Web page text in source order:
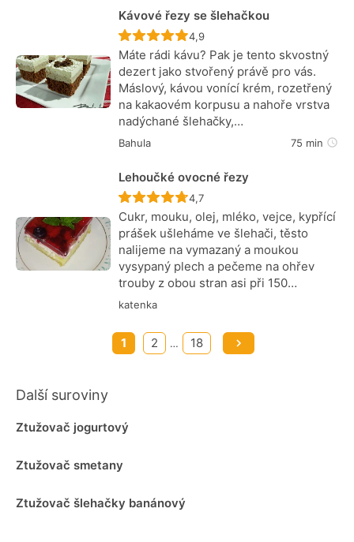
Kávové řezy se šlehačkou
Recept ještě nebyl hodnocen
4,9
Máte rádi kávu? Pak je tento skvostný
dezert jako stvořený právě pro vás.
Máslový, kávou vonící krém, rozetřený
na kakaovém korpusu a nahoře vrstva
nadýchané šlehačky,…
Bahula 75 min
Lehoučké ovocné řezy
Recept ještě nebyl hodnocen
4,7
Cukr, mouku, olej, mléko, vejce, kypřící
prášek ušleháme ve šlehači, těsto
nalijeme na vymazaný a moukou
vysypaný plech a pečeme na ohřev
trouby z obou stran asi při 150…
katenka
1 2 … 18
Další suroviny
Ztužovač jogurtový
Ztužovač smetany
Ztužovač šlehačky banánový